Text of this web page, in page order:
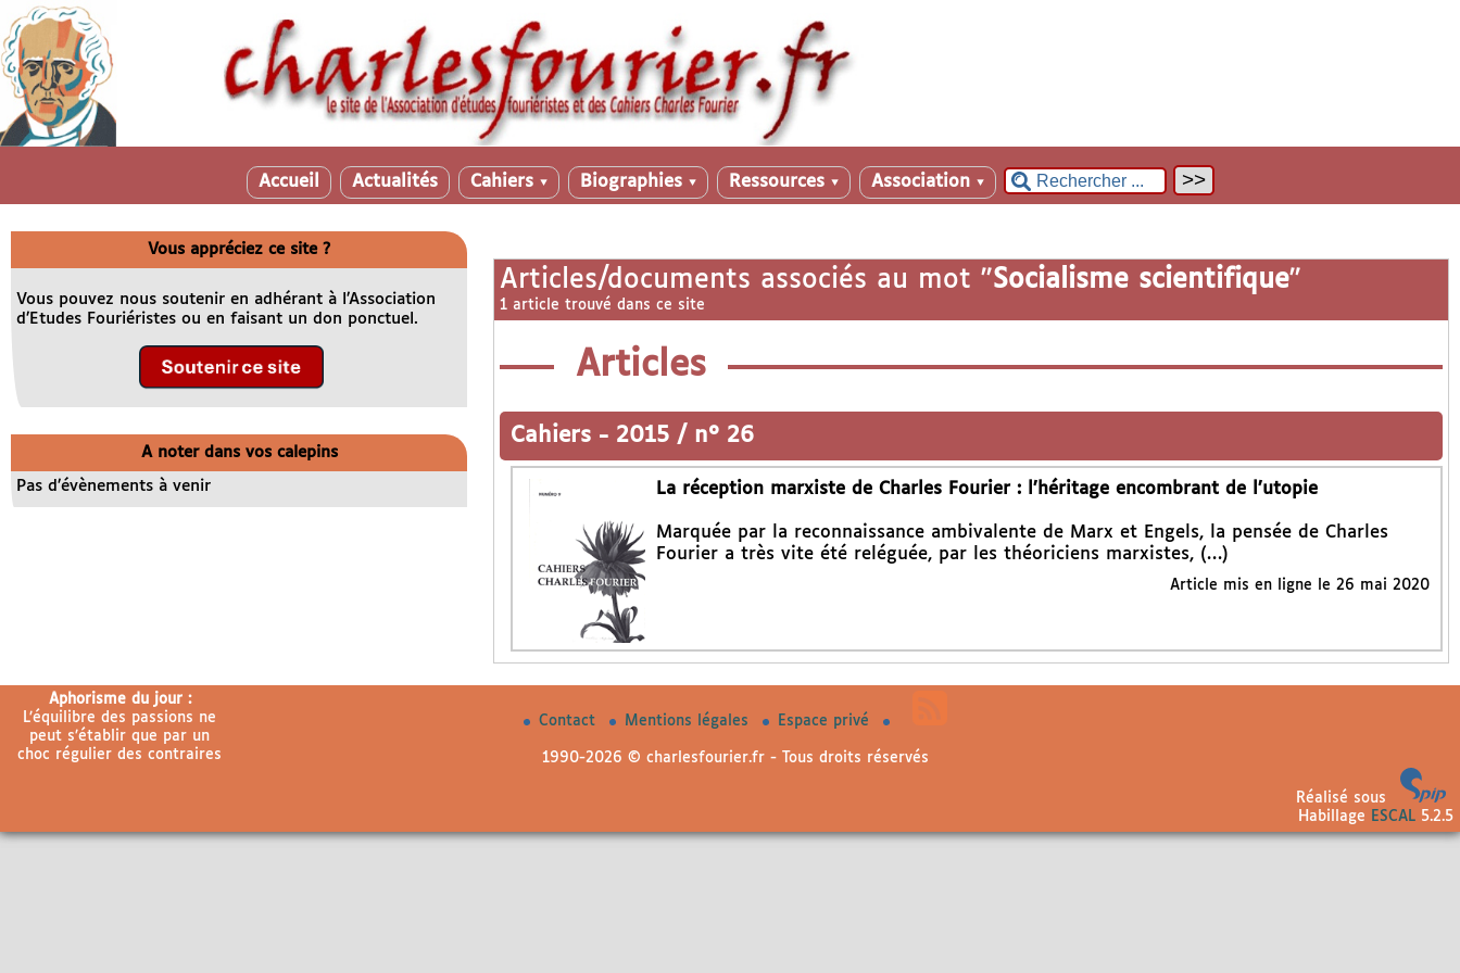
Accueil Actualités Cahiers ▼ Biographies ▼ Ressources ▼ Association ▼
Articles/documents associés au mot "Socialisme scientifique"
1 article trouvé dans ce site
Articles
Cahiers - 2015 / n° 26
La réception marxiste de Charles Fourier : l’héritage encombrant de l’utopie
Marquée par la reconnaissance ambivalente de Marx et Engels, la pensée de Charles
Fourier a très vite été reléguée, par les théoriciens marxistes, (…)
Article mis en ligne le 26 mai 2020
Vous appréciez ce site ?
Vous pouvez nous soutenir en adhérant à l’Association
d’Etudes Fouriéristes ou en faisant un don ponctuel.
A noter dans vos calepins
Pas d’évènements à venir
Aphorisme du jour :
L’équilibre des passions ne
peut s’établir que par un
choc régulier des contraires
Contact Mentions légales Espace privé
1990-2026 © charlesfourier.fr - Tous droits réservés
Réalisé sous
Habillage
ESCAL5.2.5